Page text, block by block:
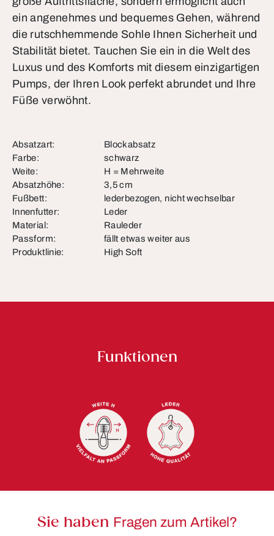
ein angenehmes und bequemes Gehen, während
die rutschhemmende Sohle Ihnen Sicherheit und
Stabilität bietet. Tauchen Sie ein in die Welt des
Luxus und des Komforts mit diesem einzigartigen
Pumps, der Ihren Look perfekt abrundet und Ihre
Füße verwöhnt.
Absatzart:
Blockabsatz
Farbe:
schwarz
Weite:
H = Mehrweite
Absatzhöhe:
3,5 cm
Fußbett:
lederbezogen, nicht wechselbar
Innenfutter:
Leder
Material:
Rauleder
Passform:
fällt etwas weiter aus
Produktlinie:
High Soft
Funktionen
Sie haben Fragen zum Artikel?